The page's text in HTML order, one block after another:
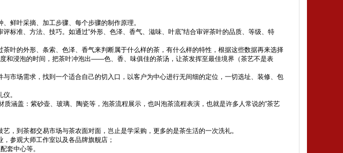
鲜叶采摘、加工步骤、每个步骤的制作原理。
标准、方法、技巧。如通过“外形、色泽、香气、滋味、叶底”结合审评茶叶的品质、等级、特
茶叶的外形、条索、色泽、香气来判断属于什么样的茶，有什么样的特性，根据这些数据再来选择
和浸泡的时间，把茶叶冲泡出——色、香、味俱佳的茶汤，让茶发挥至最佳境界（茶艺不是表
市场需求，找到一个适合自己的切入口，以客户为中心进行无间细的定位，一切选址、装修、包
。
涵盖：紫砂壶、玻璃、陶瓷等，泡茶流程展示，也叫泡茶流程表演，也就是许多人常说的“茶艺
，到茶都交易市场与茶农面对面，岂止是学采购，更多的是茶生活的一次洗礼。
参观大师工作室以及各品牌旗舰店；
套中心等。